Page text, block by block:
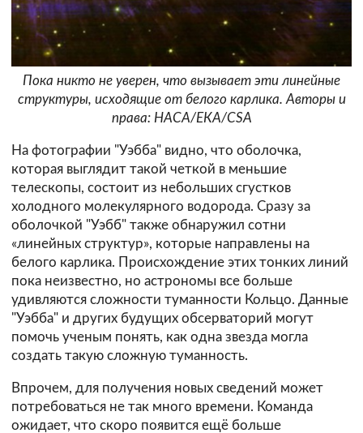
Пока никто не уверен, что вызывает эти линейные
структуры, исходящие от белого карлика. Авторы и
права: НАСА/ЕКА/CSA
На фотографии "Уэбба" видно, что оболочка,
которая выглядит такой четкой в меньшие
телескопы, состоит из небольших сгустков
холодного молекулярного водорода. Сразу за
оболочкой "Уэбб" также обнаружил сотни
«линейных структур», которые направлены на
белого карлика. Происхождение этих тонких линий
пока неизвестно, но астрономы все больше
удивляются сложности туманности Кольцо. Данные
"Уэбба" и других будущих обсерваторий могут
помочь ученым понять, как одна звезда могла
создать такую сложную туманность.
Впрочем, для получения новых сведений может
потребоваться не так много времени. Команда
ожидает, что скоро появится ещё больше